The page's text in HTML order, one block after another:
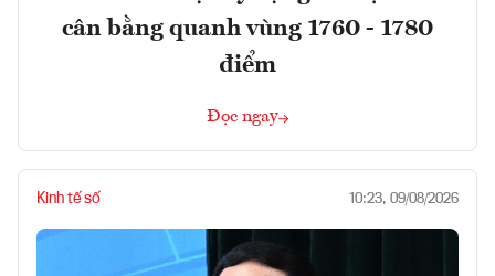
cân bằng quanh vùng 1760 - 1780
điểm
Đọc ngay
Kinh tế số 10:23, 09/08/2026